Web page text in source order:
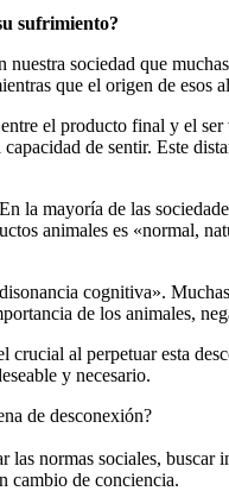
sufrimiento?
sociedad que
que el origen de
el producto final y el
de sentir. Este
la mayoría de las
animales es «normal,
cognitiva».
de los animales,
al perpetuar esta
y necesario.
de desconexión?
las normas sociales,
cambio de conciencia.